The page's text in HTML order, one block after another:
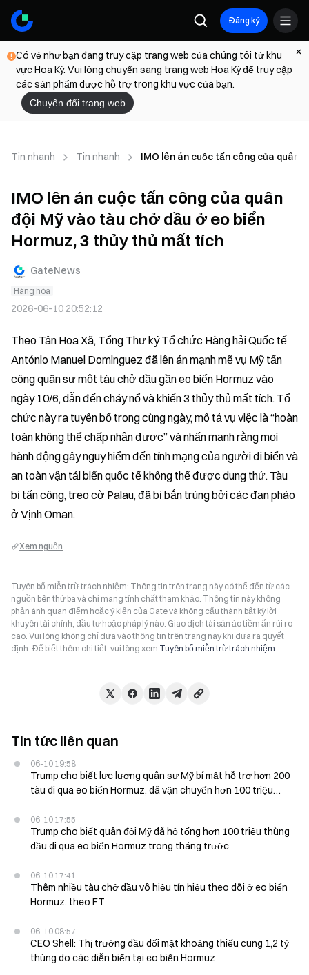
Đăng ký
Có vẻ như bạn đang truy cập trang web của chúng tôi từ khu
vực Hoa Kỳ. Vui lòng chuyển sang trang web Hoa Kỳ để truy cập
các sản phẩm được hỗ trợ trong khu vực của bạn.
Chuyển đổi trang web
Tin nhanh Tin nhanh IMO lên án cuộc tấn công của quân
IMO lên án cuộc tấn công của quân
đội Mỹ vào tàu chở dầu ở eo biển
Hormuz, 3 thủy thủ mất tích
GateNews
Hàng hóa
2026-06-10 20:52:12
Theo Tân Hoa Xã, Tổng Thư ký Tổ chức Hàng hải Quốc tế
António Manuel Dominguez đã lên án mạnh mẽ vụ Mỹ tấn
công quân sự một tàu chở dầu gần eo biển Hormuz vào
ngày 10/6, dẫn đến cháy nổ và khiến 3 thủy thủ mất tích. Tổ
chức này ra tuyên bố trong cùng ngày, mô tả vụ việc là “hoàn
toàn không thể chấp nhận được” và nhấn mạnh rằng mọi
hành động gây nguy hiểm đến tính mạng của người đi biển và
an toàn vận tải biển quốc tế không thể được dung thứ. Tàu
bị tấn công, treo cờ Palau, đã bị bắn trúng bởi các đạn pháo
ở Vịnh Oman.
Xem nguồn
Tuyên bố miễn trừ trách nhiệm: Thông tin trên trang này có thể đến từ các
nguồn bên thứ ba và chỉ mang tính chất tham khảo. Thông tin này không
phản ánh quan điểm hoặc ý kiến của Gate và không cấu thành bất kỳ lời
khuyên tài chính, đầu tư hoặc pháp lý nào. Giao dịch tài sản ảo tiềm ẩn rủi ro
cao. Vui lòng không chỉ dựa vào thông tin trên trang này khi đưa ra quyết
định. Để biết thêm chi tiết, vui lòng xem Tuyên bố miễn trừ trách nhiệm.
Tin tức liên quan
06-10 19:58
Trump cho biết lực lượng quân sự Mỹ bí mật hỗ trợ hơn 200
tàu đi qua eo biển Hormuz, đã vận chuyển hơn 100 triệu
06-10 17:55
Trump cho biết quân đội Mỹ đã hộ tống hơn 100 triệu thùng
dầu đi qua eo biển Hormuz trong tháng trước
06-10 17:41
Thêm nhiều tàu chở dầu vô hiệu tín hiệu theo dõi ở eo biển
Hormuz, theo FT
06-10 08:57
CEO Shell: Thị trường dầu đối mặt khoảng thiếu cung 1,2 tỷ
thùng do các diễn biến tại eo biển Hormuz